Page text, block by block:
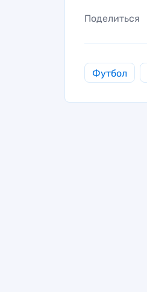
Поделиться
Футбол